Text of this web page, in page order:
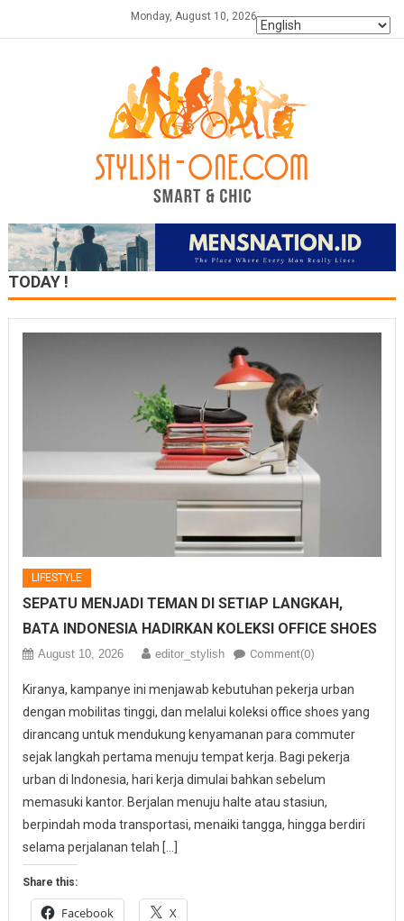
Monday, August 10, 2026
TODAY !
LIFESTYLE
SEPATU MENJADI TEMAN DI SETIAP LANGKAH,
BATA INDONESIA HADIRKAN KOLEKSI OFFICE SHOES
August 10, 2026 editor_stylish Comment(0)
Kiranya, kampanye ini menjawab kebutuhan pekerja urban
dengan mobilitas tinggi, dan melalui koleksi office shoes yang
dirancang untuk mendukung kenyamanan para commuter
sejak langkah pertama menuju tempat kerja. Bagi pekerja
urban di Indonesia, hari kerja dimulai bahkan sebelum
memasuki kantor. Berjalan menuju halte atau stasiun,
berpindah moda transportasi, menaiki tangga, hingga berdiri
selama perjalanan telah […]
Share this:
Facebook X